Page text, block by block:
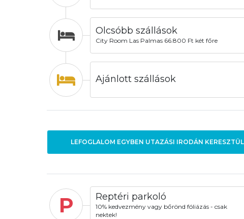
Olcsóbb szállások
City Room Las Palmas 66.800 Ft két főre
Ajánlott szállások
LEFOGLALOM EGYBEN UTAZÁSI IRODÁN KERESZTÜL
P Reptéri parkoló
10% kedvezmény vagy bőrönd fóliázás - csak
nektek!